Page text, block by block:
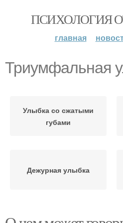
ПСИХОЛОГИЯ
главная
Триумфальная
Улыбка со сжатыми
губами
Дежурная улыбка